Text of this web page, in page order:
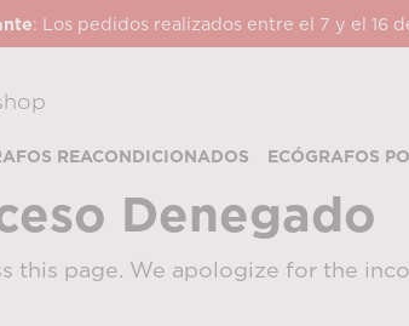
: Los pedidos realizados entre el 7 y el 16
REACONDICIONADOS ECÓGRAFOS
Denegado
this page. We apologize for the